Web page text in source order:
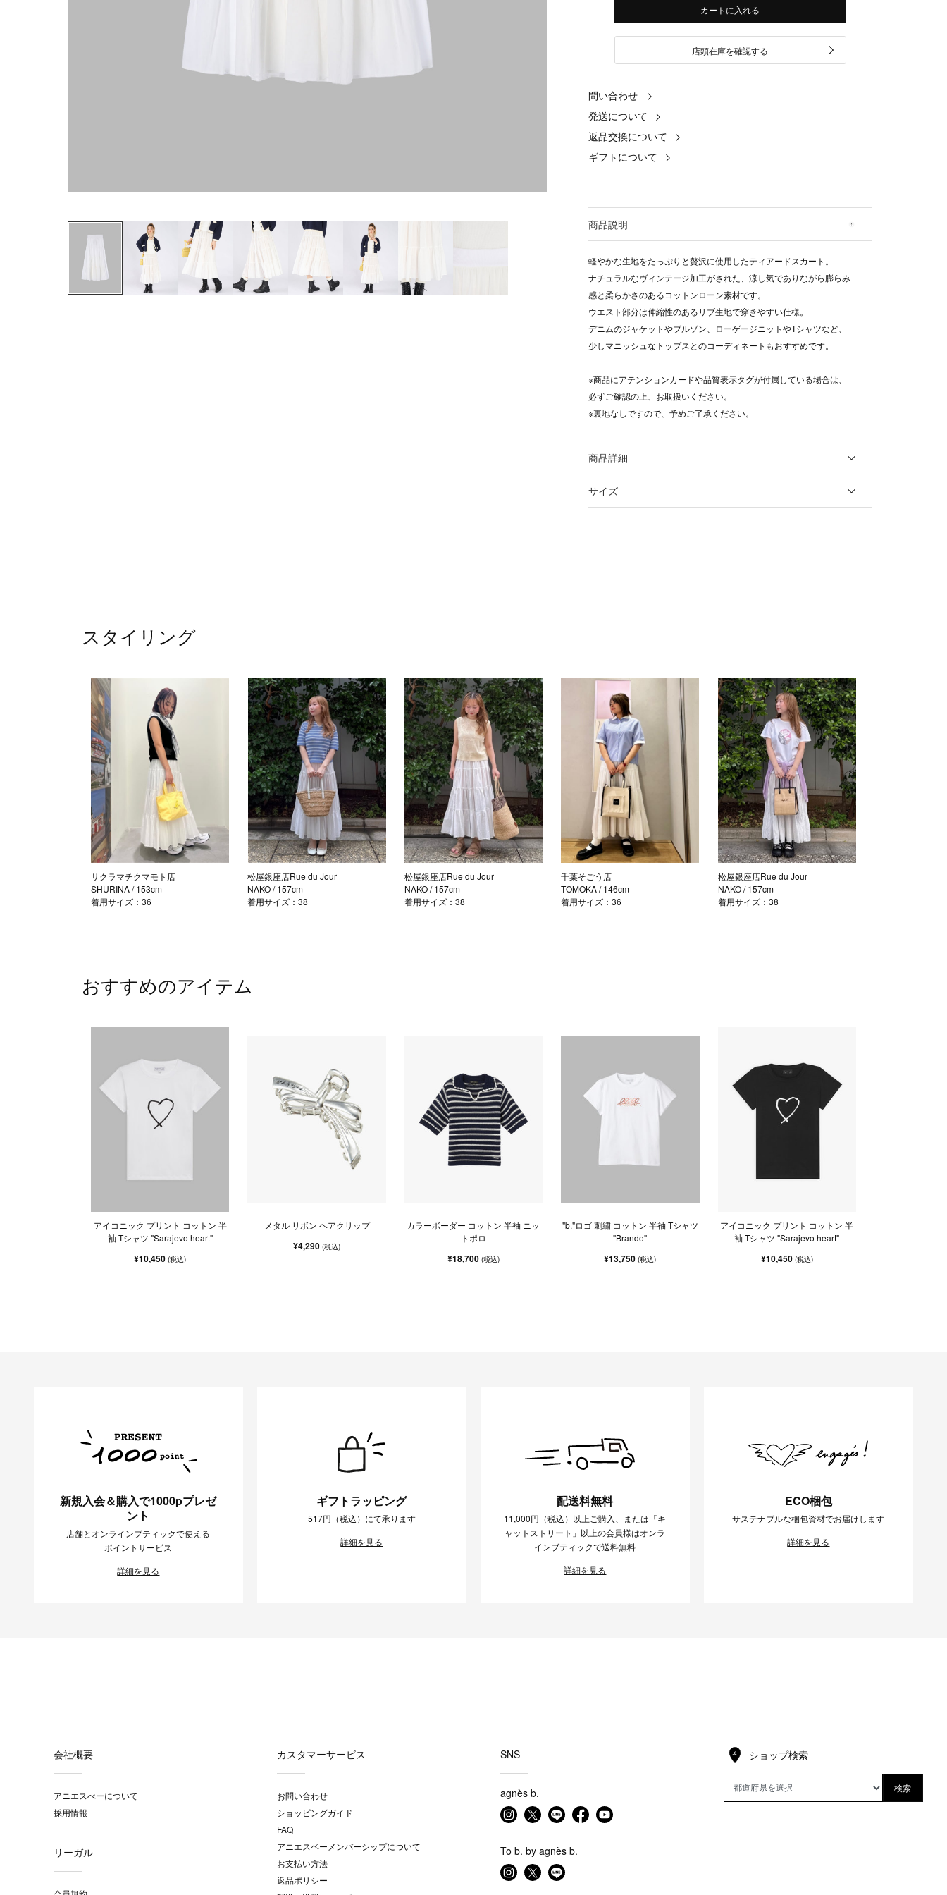
カートに入れる
店頭在庫を確認する
問い合わせ
発送について
返品交換について
ギフトについて
商品説明
軽やかな生地をたっぷりと贅沢に使用したティアードスカート。
ナチュラルなヴィンテージ加工がされた、涼し気でありながら膨らみ
感と柔らかさのあるコットンローン素材です。
ウエスト部分は伸縮性のあるリブ生地で穿きやすい仕様。
デニムのジャケットやブルゾン、ローゲージニットやTシャツなど、
少しマニッシュなトップスとのコーディネートもおすすめです。
※商品にアテンションカードや品質表示タグが付属している場合は、
必ずご確認の上、お取扱いください。
※裏地なしですので、予めご了承ください。
商品詳細
サイズ
スタイリング
サクラマチクマモト店
SHURINA/ 153cm
着用サイズ：36
松屋銀座店Rue du Jour
NAKO/ 157cm
着用サイズ：38
松屋銀座店Rue du Jour
NAKO/ 157cm
着用サイズ：38
千葉そごう店
TOMOKA/ 146cm
着用サイズ：36
松屋銀座店Rue du Jour
NAKO/ 157cm
着用サイズ：38
おすすめのアイテム
アイコニック プリント コットン 半
袖 Tシャツ "Sarajevo heart"
¥10,450(税込)
メタル リボン ヘアクリップ
¥4,290(税込)
カラーボーダー コットン 半袖 ニッ
トポロ
¥18,700 (税込)
"b."ロゴ 刺繍 コットン 半袖 Tシャツ
"Brando"
¥13,750(税込)
アイコニック プリント コットン 半
袖 Tシャツ "Sarajevo heart"
¥10,450 (税込)
新規入会＆購入で1000pプレゼ
ント
店舗とオンラインブティックで使える
ポイントサービス
詳細を見る
ギフトラッピング
517円（税込）にて承ります
詳細を見る
配送料無料
11,000円（税込）以上ご購入、または「キ
ャットストリート」以上の会員様はオンラ
インブティックで送料無料
詳細を見る
ECO梱包
サステナブルな梱包資材でお届けします
詳細を見る
会社概要
アニエスべーについて
採用情報
リーガル
カスタマーサービス
お問い合わせ
ショッピングガイド
FAQ
アニエスベーメンバーシップについて
お支払い方法
返品ポリシー
SNS
agnès b.
To b. by agnès b.
ショップ検索
検索